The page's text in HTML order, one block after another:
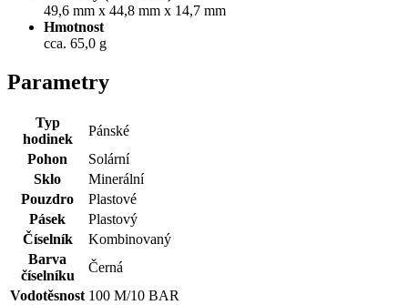
49,6 mm x 44,8 mm x 14,7 mm
Hmotnost
cca. 65,0 g
Parametry
Typ
hodinek
Pánské
Pohon
Solární
Sklo
Minerální
Pouzdro
Plastové
Pásek
Plastový
Číselník
Kombinovaný
Barva
číselníku
Černá
Vodotěsnost 100 M/10 BAR